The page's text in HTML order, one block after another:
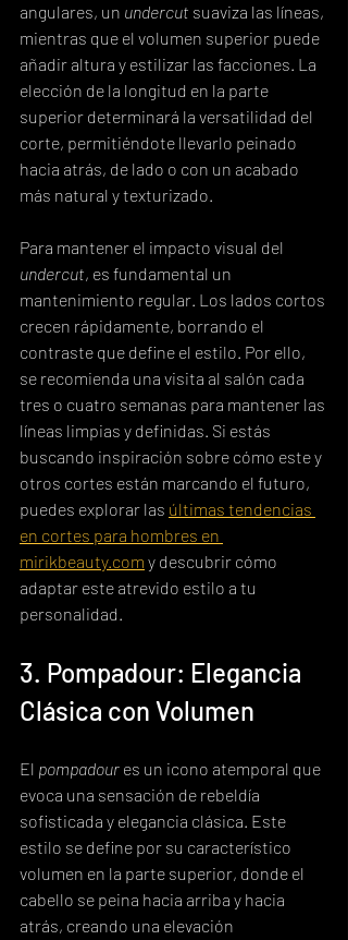
angulares, un undercut suaviza las líneas,
mientras que el volumen superior puede
añadir altura y estilizar las facciones. La
elección de la longitud en la parte
superior determinará la versatilidad del
corte, permitiéndote llevarlo peinado
hacia atrás, de lado o con un acabado
más natural y texturizado.
Para mantener el impacto visual del
undercut, es fundamental un
mantenimiento regular. Los lados cortos
crecen rápidamente, borrando el
contraste que define el estilo. Por ello,
se recomienda una visita al salón cada
tres o cuatro semanas para mantener las
líneas limpias y definidas. Si estás
buscando inspiración sobre cómo este y
otros cortes están marcando el futuro,
puedes explorar las últimas tendencias
en cortes para hombres en
mirikbeauty.com y descubrir cómo
adaptar este atrevido estilo a tu
personalidad.
3. Pompadour: Elegancia
Clásica con Volumen
El pompadour es un icono atemporal que
evoca una sensación de rebeldía
sofisticada y elegancia clásica. Este
estilo se define por su característico
volumen en la parte superior, donde el
cabello se peina hacia arriba y hacia
atrás, creando una elevación